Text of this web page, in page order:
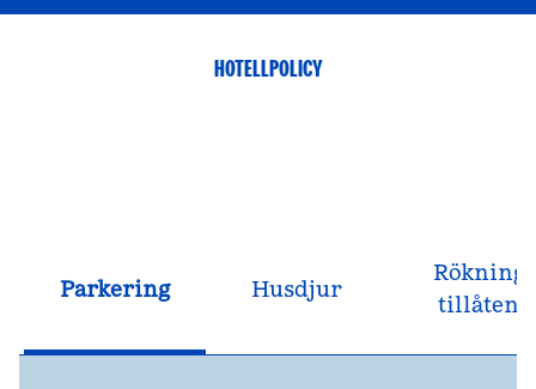
HOTELLPOLICY
Parkering Husdjur
Rökning
tillåten